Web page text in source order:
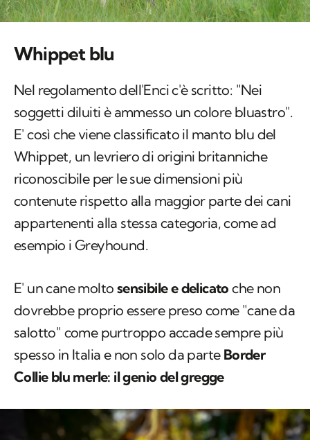
Whippet blu
Nel regolamento dell'Enci c'è scritto: "Nei
soggetti diluiti è ammesso un colore bluastro".
E' così che viene classificato il manto blu del
Whippet, un levriero di origini britanniche
riconoscibile per le sue dimensioni più
contenute rispetto alla maggior parte dei cani
appartenenti alla stessa categoria, come ad
esempio i Greyhound.
E' un cane molto sensibile e delicato che non
dovrebbe proprio essere preso come "cane da
salotto" come purtroppo accade sempre più
spesso in Italia e non solo da parte Border
Collie blu merle: il genio del gregge